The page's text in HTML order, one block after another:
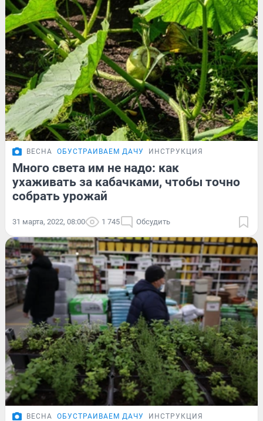
ВЕСНА ОБУСТРАИВАЕМ ДАЧУ ИНСТРУКЦИЯ
Много света им не надо: как
ухаживать за кабачками, чтобы точно
собрать урожай
31 марта, 2022, 08:00 1 745 Обсудить
ВЕСНА ОБУСТРАИВАЕМ ДАЧУ ИНСТРУКЦИЯ